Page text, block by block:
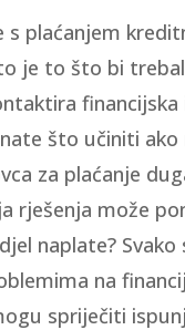
s plaćanjem
je to što bi
što učiniti ako
za plaćanje
rješenja može
naplate? Svako
na
spriječiti